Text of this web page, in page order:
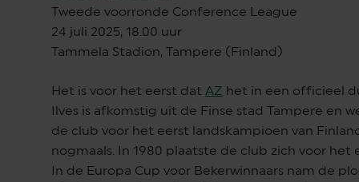
Tweede voorronde Conference League
24 juli 2025, 18.00 uur
Tammela Stadion, Tampere (Finland)
Het is voor het eerst dat AZ het in een officieel
Ilves is afkomstig uit de Finse stad Tampere en
de club voor het eerst landskampioen van
nogmaals. In 1980 plaatste de club zich voor
In de Europa Cup voor Bekerwinnaars nam de